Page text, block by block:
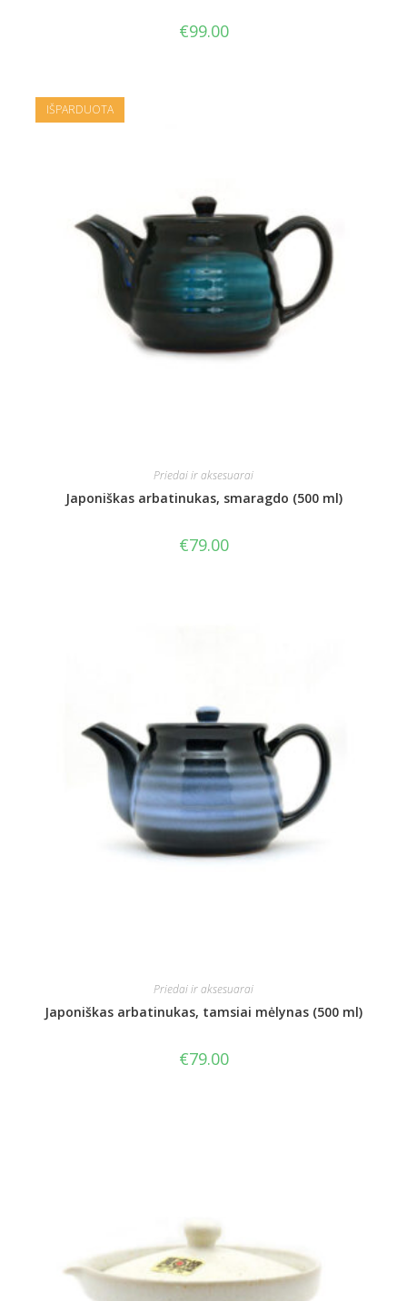
€99.00
IŠPARDUOTA
Priedai ir aksesuarai
Japoniškas arbatinukas, smaragdo (500 ml)
€79.00
Priedai ir aksesuarai
Japoniškas arbatinukas, tamsiai mėlynas (500 ml)
€79.00